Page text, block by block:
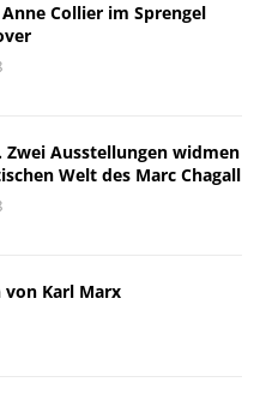
Collier im Sprengel
Ausstellungen widmen
Welt des Marc Chagall
von Karl Marx